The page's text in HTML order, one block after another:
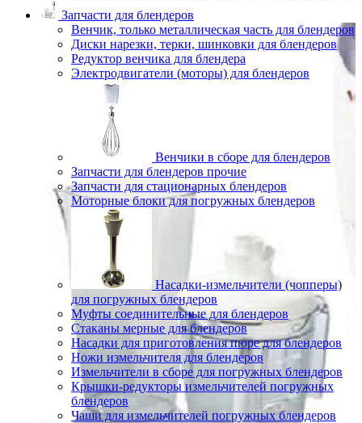
Запчасти для блендеров
Венчик, только металлическая часть для блендеров
Диски нарезки, терки, шинковки для блендеров
Редуктор венчика для блендера
Электродвигатели (моторы) для блендеров
Венчики в сборе для блендеров
Запчасти для блендеров прочие
Запчасти для стационарных блендеров
Моторные блоки для погружных блендеров
Насадки-измельчители (чопперы)
для погружных блендеров
Муфты соединительные для блендеров
Стаканы мерные для блендеров
Насадки для приготовления пюре для блендеров
Ножи измельчителя для блендеров
Измельчители в сборе для погружных блендеров
Крышки-редукторы измельчителей погружных
блендеров
Чаши для измельчителей погружных блендеров